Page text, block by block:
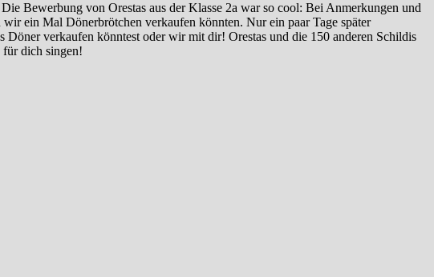
Bewerbung von Orestas aus der Klasse 2a war so cool: Bei Anmerkungen und
ein Mal Dönerbrötchen verkaufen könnten. Nur ein paar Tage später
verkaufen könntest oder wir mit dir! Orestas und die 150 anderen Schildis
dich singen!